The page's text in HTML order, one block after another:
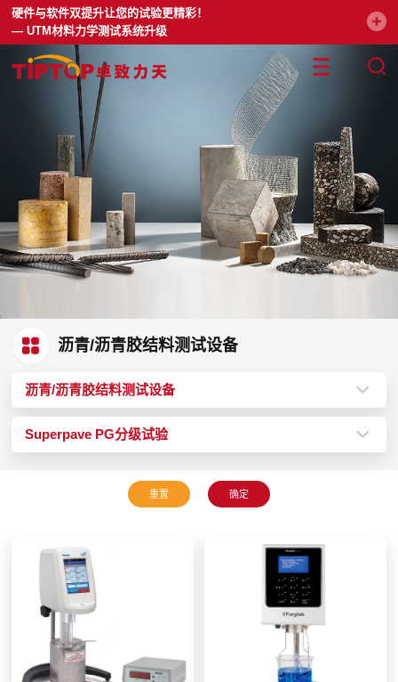
硬件与软件双提升让您的试验更精彩！
— UTM材料力学测试系统升级
沥青/沥青胶结料测试设备
沥青/沥青胶结料测试设备
Superpave PG分级试验